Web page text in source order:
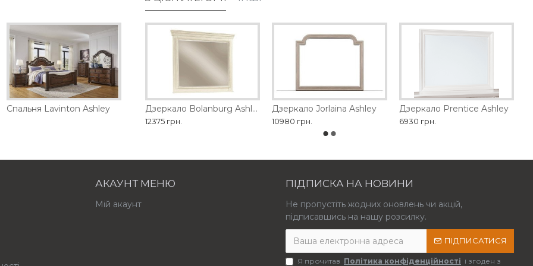
Спальня Lavinton Ashley Дзеркало Bolanburg Ashley
12375 грн.
Дзеркало Jorlaina Ashley
10980 грн.
Дзеркало Prentice Ashley
6930 грн.
АКАУНТ МЕНЮ
Мій акаунт
ПІДПИСКА НА НОВИНИ
Не пропустіть жодних оновлень чи акцій,
підписавшись на нашу розсилку.
ПІДПИСАТИСЯ
Я прочитав Політика конфіденційності і згоден з